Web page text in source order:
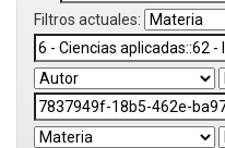
Filtros actuales: